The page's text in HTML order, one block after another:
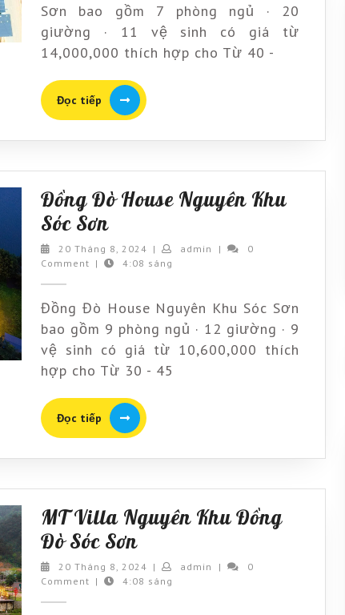
Khu
Sóc
Sơn bao gồm 7 phòng ngủ · 20
giường · 11 vệ sinh có giá từ
14,000,000 thích hợp cho Từ 40 -
Đọc tiếp
Đọc
tiếp
Đồng Đò House Nguyên Khu
Sóc SơnĐồng
Đò
House
Khu
Sóc
Sơn
20 Tháng 8, 2024 20
Tháng
| admin admin
|
0
Comment | 4:08 sáng
Đồng Đò House Nguyên Khu Sóc Sơn
bao gồm 9 phòng ngủ · 12 giường · 9
vệ sinh có giá từ 10,600,000 thích
hợp cho Từ 30 - 45
Đọc tiếp
Đọc
tiếp
MT Villa Nguyên Khu Đồng
Đò Sóc SơnMT
Villa
Nguyên
20 Tháng 8, 2024 20
Tháng
| admin admin
|
0
Comment | 4:08 sáng